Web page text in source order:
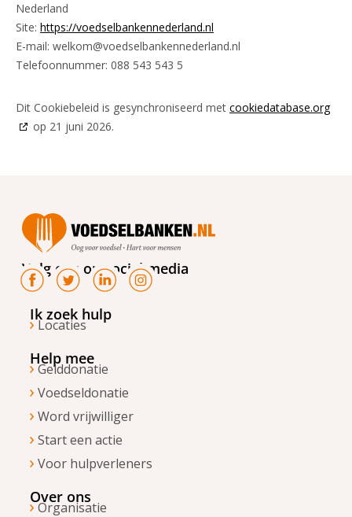
Nederland
Site: https://voedselbankennederland.nl
E-mail: welkom@voedselbankennederland.nl
Telefoonnummer: 088 543 543 5
Dit Cookiebeleid is gesynchroniseerd met cookiedatabase.org
op 21 juni 2026.
Volg ons op social media
Ik zoek hulp
Locaties
Help mee
Gelddonatie
Voedseldonatie
Word vrijwilliger
Start een actie
Voor hulpverleners
Over ons
Organisatie